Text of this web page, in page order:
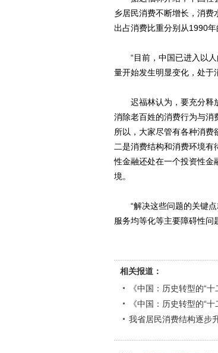
乡居民消费不断增长，消
出占消费比重分别从1990
“目前，中国已进入以人
量开始发生明显变化，处于
迟福林认为，要充分释放
消除老百姓的消费行为与消
所以，大家尽管有各种消费
二是消费结构和消费环境
性金融还处在一个投资性金
境。
“解决这些问题的关键点
服务均等化等主要障碍性问
相关报道：
《中国：历史转型的“
《中国：历史转型的“十
我省居民消费结构逐步